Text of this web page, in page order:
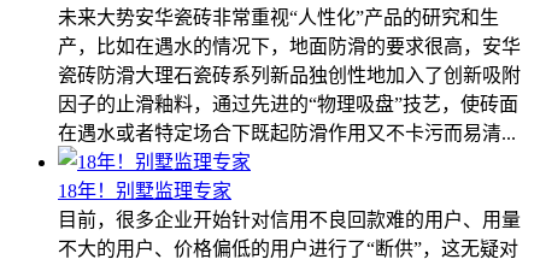
未来大势安华瓷砖非常重视“人性化”产品的研究和生
产，比如在遇水的情况下，地面防滑的要求很高，安华
瓷砖防滑大理石瓷砖系列新品独创性地加入了创新吸附
因子的止滑釉料，通过先进的“物理吸盘”技艺，使砖面
在遇水或者特定场合下既起防滑作用又不卡污而易清...
18年！别墅监理专家
目前，很多企业开始针对信用不良回款难的用户、用量
不大的用户、价格偏低的用户进行了“断供”，这无疑对